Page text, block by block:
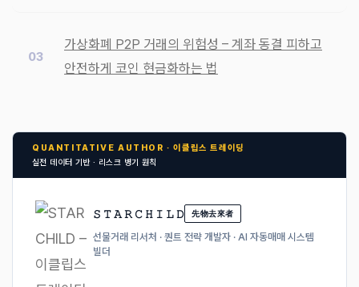
가상화폐 P2P 거래의 위험성 – 계좌 동결 피하고
안전하게 코인 현금화하는 법
QUANTITATIVE AUTHOR · 이클립스 트레이딩
실전 데이터 기반 · 리스크 병기 원칙
𝚂 𝚃 𝙰 𝚁 𝙲 𝙷 𝙸 𝙻 𝙳 先物去來者
선물거래 리서처 · 퀀트 전략 개발자 · AI 자동매매 시스템
빌더